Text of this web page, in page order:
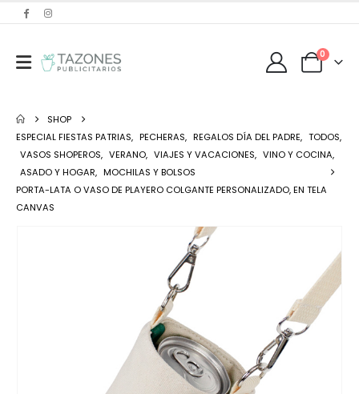
0
SHOP
ESPECIAL FIESTAS PATRIAS, PECHERAS, REGALOS DÍA DEL PADRE, TODOS,
VASOS SHOPEROS, VERANO, VIAJES Y VACACIONES, VINO Y COCINA,
ASADO Y HOGAR, MOCHILAS Y BOLSOS
PORTA-LATA O VASO DE PLAYERO COLGANTE PERSONALIZADO, EN TELA
CANVAS